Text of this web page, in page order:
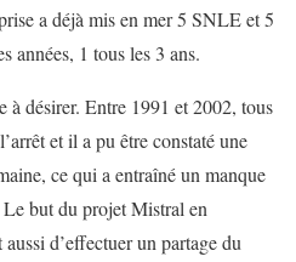
a déjà mis en mer 5 SNLE et 5
années, 1 tous les 3 ans.
à désirer. Entre 1991 et 2002, tous
et il a pu être constaté une
ce qui a entraîné un manque
Le but du projet Mistral en
d’effectuer un partage du